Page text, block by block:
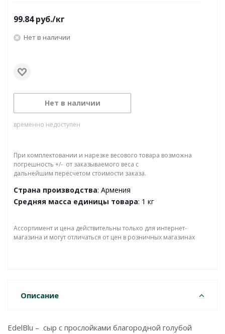
99.84руб./кг
Нет в наличии
Нет в наличии
временно недоступен
При комплектовании и нарезке весового товара возможна
погрешность +/- от заказываемого веса с
дальнейшим пересчетом стоимости заказа.
Страна производства: Армения
Средняя масса единицы товара: 1 кг
Ассортимент и цена действительны только для интернет-
магазина и могут отличаться от цен в розничных магазинах
Описание
EdelBlu – сыр с прослойками благородной голубой